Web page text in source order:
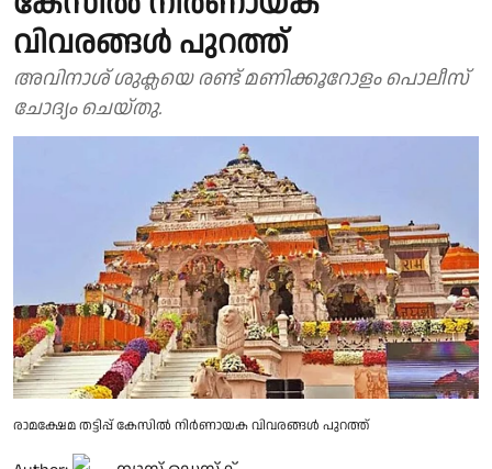
വിവരങ്ങൾ പുറത്ത്
അവിനാശ് ശുക്ലയെ രണ്ട് മണിക്കൂറോളം പൊലീസ്
ചോദ്യം ചെയ്തു.
രാമക്ഷേമ തട്ടിപ്പ് കേസിൽ നിർണായക വിവരങ്ങൾ പുറത്ത്